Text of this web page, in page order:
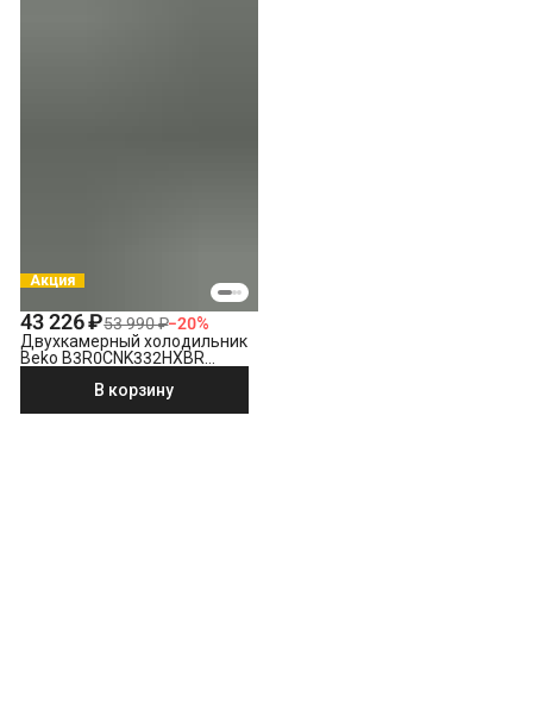
Акция
43 226 ₽53 990 ₽−20%
Двухкамерный холодильник
Beko B3R0CNK332HXBR
В корзину